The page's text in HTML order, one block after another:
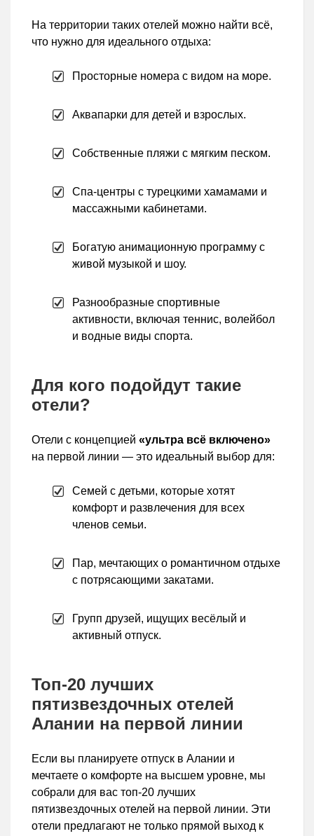
На территории таких отелей можно найти всё,
что нужно для идеального отдыха:
Просторные номера с видом на море.
Аквапарки для детей и взрослых.
Собственные пляжи с мягким песком.
Спа-центры с турецкими хамамами и
массажными кабинетами.
Богатую анимационную программу с
живой музыкой и шоу.
Разнообразные спортивные
активности, включая теннис, волейбол
и водные виды спорта.
Для кого подойдут такие
отели?
Отели с концепцией «ультра всё включено»
на первой линии — это идеальный выбор для:
Семей с детьми, которые хотят
комфорт и развлечения для всех
членов семьи.
Пар, мечтающих о романтичном отдыхе
с потрясающими закатами.
Групп друзей, ищущих весёлый и
активный отпуск.
Топ-20 лучших
пятизвездочных отелей
Алании на первой линии
Если вы планируете отпуск в Алании и
мечтаете о комфорте на высшем уровне, мы
собрали для вас топ-20 лучших
пятизвездочных отелей на первой линии. Эти
отели предлагают не только прямой выход к